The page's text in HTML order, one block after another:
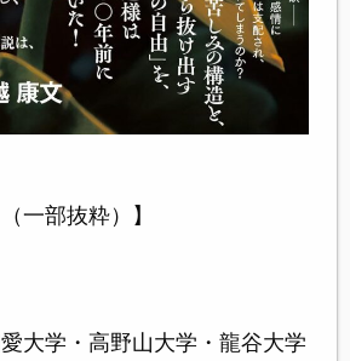
一部抜粋）】
愛大学・高野山大学・龍谷大学